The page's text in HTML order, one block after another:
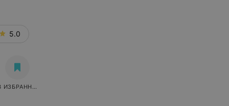
5.0
ИЗБРАННОЕ